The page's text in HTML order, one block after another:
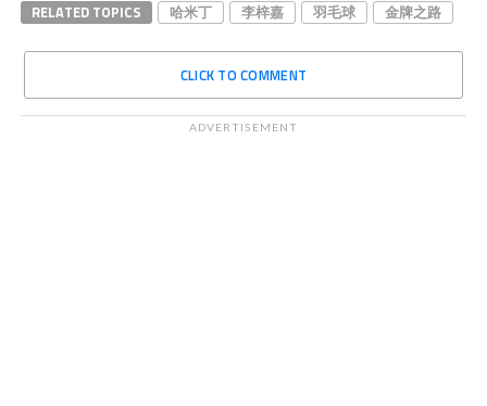
RELATED TOPICS 哈米丁 李梓嘉 羽毛球 金牌之路
CLICK TO COMMENT
ADVERTISEMENT